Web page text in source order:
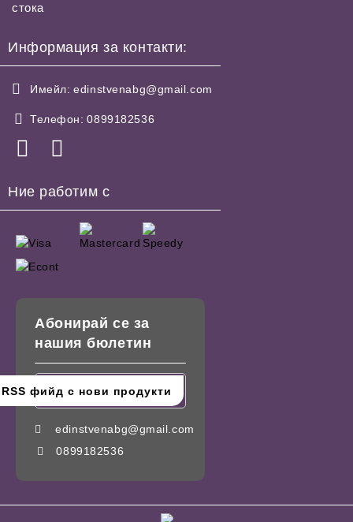
стока
Информация за контакти:
Имейл: edinstvenabg@gmail.com
Телефон: 0899182536
Ние работим с
Абонирай се за
нашия бюлетин
edinstvenabg@gmail.com
0899182536